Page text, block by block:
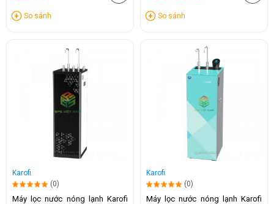
So sánh So sánh
Karofi
(0)
Máy lọc nước nóng lạnh Karofi
Karofi
(0)
Máy lọc nước nóng lạnh Karofi